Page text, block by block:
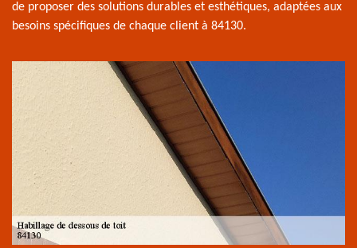
de proposer des solutions durables et esthétiques, adaptées aux
besoins spécifiques de chaque client à 84130.